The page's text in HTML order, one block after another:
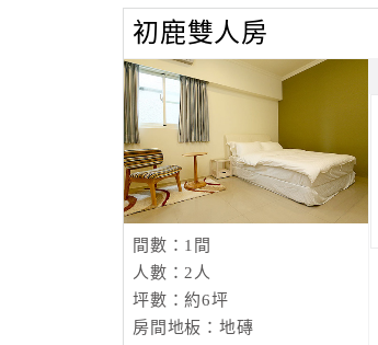
初鹿雙人房
間數：1間
人數：2人
坪數：約6坪
房間地板：地磚